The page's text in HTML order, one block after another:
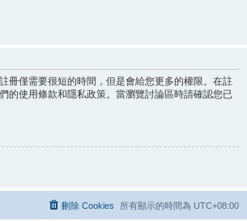
冊僅需要很短的時間，但是會給您更多的權限。在註
的使用條款和隱私政策。當瀏覽討論區時請確認您已
所有顯示的時間為 UTC+08:00
刪除 Cookies